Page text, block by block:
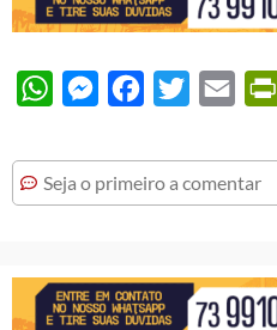
WhatsAppMessengerFacebook
Twitter Email
Seja o primeiro a comentar